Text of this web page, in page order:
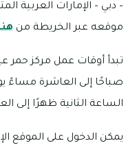
– دبي – الإمارات العربية
موقعه عبر الخريطة من
تبدأ أوقات عمل مركز حمر
صباحًا إلى العاشرة
الساعة الثانية ظهرًا إلى
يمكن الدخول على الموقع